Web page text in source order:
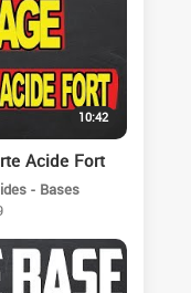
10:42
Acide Fort
- Bases